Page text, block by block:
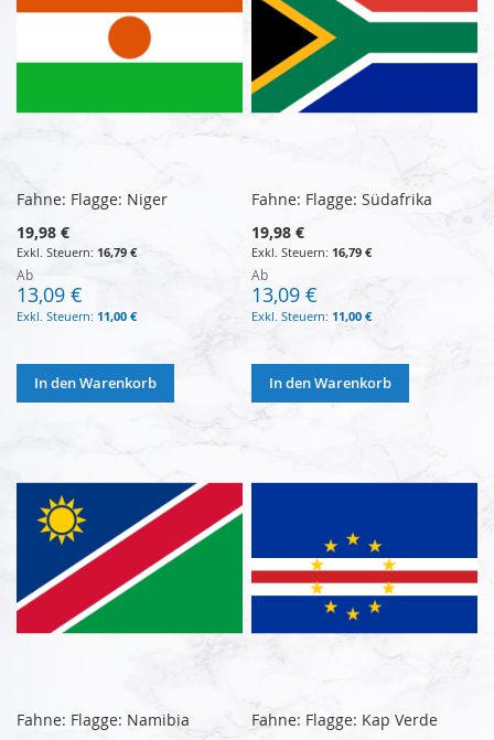
Fahne: Flagge: Niger
19,98 €
16,79 €
Ab
13,09 €
11,00 €
In den Warenkorb
Fahne: Flagge: Südafrika
19,98 €
16,79 €
Ab
13,09 €
11,00 €
In den Warenkorb
Fahne: Flagge: Namibia
Fahne: Flagge: Kap Verde